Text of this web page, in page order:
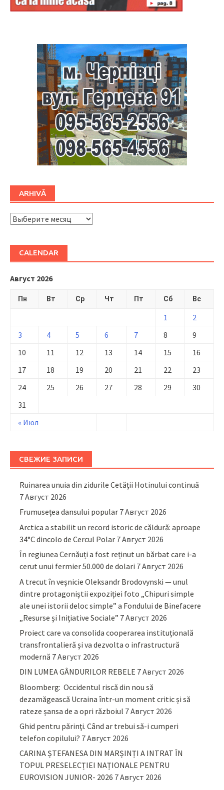
ARHIVĂ
ARHIVĂ
CALENDAR
Август 2026
Пн Вт Ср Чт Пт Сб Вс
« Июл
1
2
3
4 5 6 7 8
9
10
11 12 13 14 15
16
17
18 19 20 21 22
23
24
25 26 27 28 29
30
31
СВЕЖИЕ ЗАПИСИ
Ruinarea unuia din zidurile Cetății Hotinului continuă
7 Август 2026
Frumusețea dansului popular 7 Август 2026
Arctica a stabilit un record istoric de căldură: aproape
34°C dincolo de Cercul Polar 7 Август 2026
În regiunea Cernăuți a fost reținut un bărbat care i-a
cerut unui fermier 50.000 de dolari 7 Август 2026
A trecut în veșnicie Oleksandr Brodovynski — unul
dintre protagoniștii expoziției foto „Chipuri simple
ale unei istorii deloc simple” a Fondului de Binefacere
„Resurse și Inițiative Sociale” 7 Август 2026
Proiect care va consolida cooperarea instituțională
transfrontalieră și va dezvolta o infrastructură
modernă 7 Август 2026
DIN LUMEA GÂNDURILOR REBELE 7 Август 2026
Bloomberg: Occidentul riscă din nou să
dezamăgească Ucraina într-un moment critic și să
rateze șansa de a opri războiul 7 Август 2026
Ghid pentru părinţi. Când ar trebui să-i cumperi
telefon copilului? 7 Август 2026
CARINA ȘTEFANESA DIN MARȘINȚI A INTRAT ÎN
TOPUL PRESELECȚIEI NAȚIONALE PENTRU
EUROVISION JUNIOR- 2026 7 Август 2026